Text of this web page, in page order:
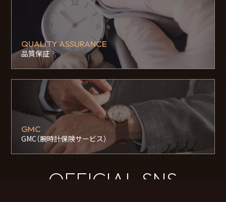
QUALITY ASSURANCE
品質保証
GMC
GMC（腕時計保険サービス）
OFFICIAL SNS